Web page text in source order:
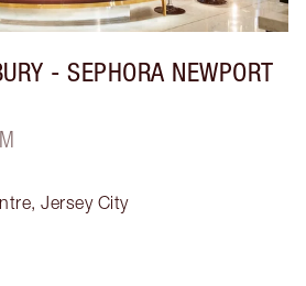
- SEPHORA NEWPORT
, Jersey City